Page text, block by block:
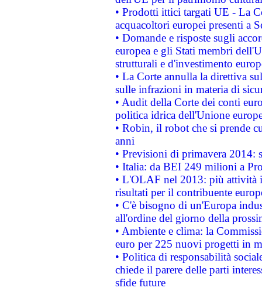
• Prodotti ittici targati UE - La
acquacoltori europei presenti a
• Domande e risposte sugli
europea e gli Stati membri
strutturali e d'investimento
• La Corte annulla la direttiva
sulle infrazioni in materia di
• Audit della Corte dei conti
politica idrica dell'Unione
• Robin, il robot che si prende
anni
• Previsioni di primavera 2014:
• Italia: da BEI 249 milioni a
• L'OLAF nel 2013: più attività
risultati per il contribuente
• C'è bisogno di un'Europa
all'ordine del giorno della
• Ambiente e clima: la
euro per 225 nuovi progetti in
• Politica di responsabilità
chiede il parere delle parti
sfide future